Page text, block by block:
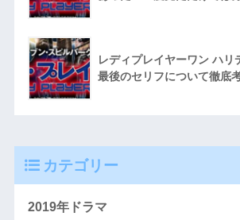
レディプレイヤーワン ハリ
最後のセリフについて徹底
カテゴリー
2019年ドラマ